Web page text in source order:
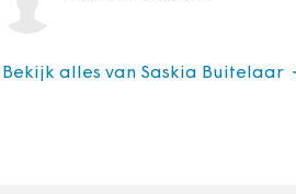
Bekijk alles van Saskia Buitelaar